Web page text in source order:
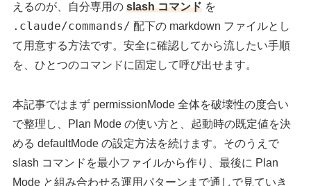
えるのが、自分専用のslash コマンド を
.claude/commands/ 配下の markdown ファイルとし
て用意する方法です。安全に確認してから流したい手順
を、ひとつのコマンドに固定して呼び出せます。
本記事ではまず permissionMode 全体を破壊性の度合い
で整理し、Plan Mode の使い方と、起動時の既定値を決
める defaultMode の設定方法を続けます。そのうえで
slash コマンドを最小ファイルから作り、最後に Plan
Mode と組み合わせる運用パターンまで通しで見ていき